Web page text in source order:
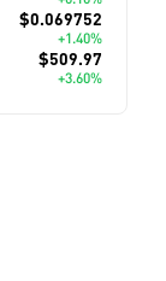
$0.069752
+1.40%
$509.97
+3.60%